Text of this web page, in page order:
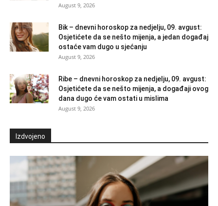
August 9, 2026
Bik – dnevni horoskop za nedjelju, 09. avgust:
Osjetićete da se nešto mijenja, a jedan događaj
ostaće vam dugo u sjećanju
August 9, 2026
Ribe – dnevni horoskop za nedjelju, 09. avgust:
Osjetićete da se nešto mijenja, a događaji ovog
dana dugo će vam ostati u mislima
August 9, 2026
Izdvojeno